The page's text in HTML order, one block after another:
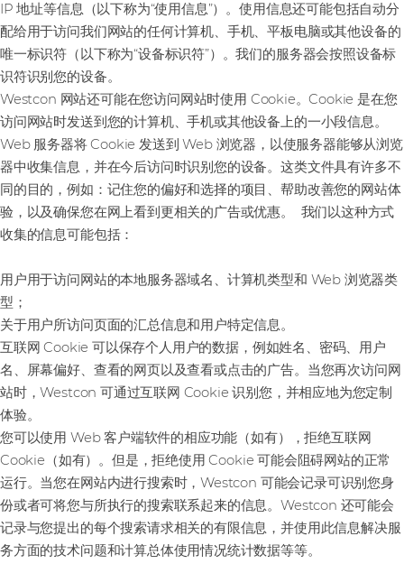
IP 地址等信息（以下称为“使用信息”）。使用信息还可能包括自动分
配给用于访问我们网站的任何计算机、手机、平板电脑或其他设备的
唯一标识符（以下称为“设备标识符”）。我们的服务器会按照设备标
识符识别您的设备。
Westcon 网站还可能在您访问网站时使用 Cookie。Cookie 是在您
访问网站时发送到您的计算机、手机或其他设备上的一小段信息。
Web 服务器将 Cookie 发送到 Web 浏览器，以使服务器能够从浏览
器中收集信息，并在今后访问时识别您的设备。这类文件具有许多不
同的目的，例如：记住您的偏好和选择的项目、帮助改善您的网站体
验，以及确保您在网上看到更相关的广告或优惠。 我们以这种方式
收集的信息可能包括：
用户用于访问网站的本地服务器域名、计算机类型和 Web 浏览器类
型；
关于用户所访问页面的汇总信息和用户特定信息。
互联网 Cookie 可以保存个人用户的数据，例如姓名、密码、用户
名、屏幕偏好、查看的网页以及查看或点击的广告。当您再次访问网
站时，Westcon 可通过互联网 Cookie 识别您，并相应地为您定制
体验。
您可以使用 Web 客户端软件的相应功能（如有），拒绝互联网
Cookie（如有）。但是，拒绝使用 Cookie 可能会阻碍网站的正常
运行。当您在网站内进行搜索时，Westcon 可能会记录可识别您身
份或者可将您与所执行的搜索联系起来的信息。Westcon 还可能会
记录与您提出的每个搜索请求相关的有限信息，并使用此信息解决服
务方面的技术问题和计算总体使用情况统计数据等等。